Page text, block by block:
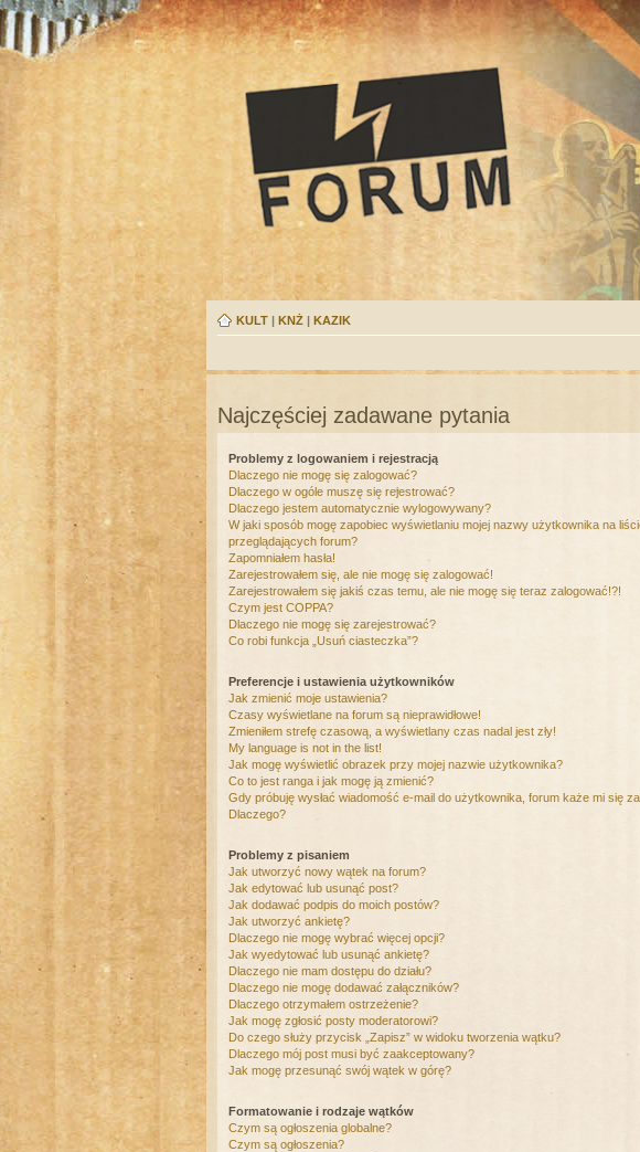
KULT | KNŻ | KAZIK
Najczęściej zadawane pytania
Problemy z logowaniem i rejestracją
Dlaczego nie mogę się zalogować?
Dlaczego w ogóle muszę się rejestrować?
Dlaczego jestem automatycznie wylogowywany?
W jaki sposób mogę zapobiec wyświetlaniu mojej nazwy użytkownika na
przeglądających forum?
Zapomniałem hasła!
Zarejestrowałem się, ale nie mogę się zalogować!
Zarejestrowałem się jakiś czas temu, ale nie mogę się teraz zalogować!?!
Czym jest COPPA?
Dlaczego nie mogę się zarejestrować?
Co robi funkcja „Usuń ciasteczka”?
Preferencje i ustawienia użytkowników
Jak zmienić moje ustawienia?
Czasy wyświetlane na forum są nieprawidłowe!
Zmieniłem strefę czasową, a wyświetlany czas nadal jest zły!
My language is not in the list!
Jak mogę wyświetlić obrazek przy mojej nazwie użytkownika?
Co to jest ranga i jak mogę ją zmienić?
Gdy próbuję wysłać wiadomość e-mail do użytkownika, forum każe mi się
Dlaczego?
Problemy z pisaniem
Jak utworzyć nowy wątek na forum?
Jak edytować lub usunąć post?
Jak dodawać podpis do moich postów?
Jak utworzyć ankietę?
Dlaczego nie mogę wybrać więcej opcji?
Jak wyedytować lub usunąć ankietę?
Dlaczego nie mam dostępu do działu?
Dlaczego nie mogę dodawać załączników?
Dlaczego otrzymałem ostrzeżenie?
Jak mogę zgłosić posty moderatorowi?
Do czego służy przycisk „Zapisz” w widoku tworzenia wątku?
Dlaczego mój post musi być zaakceptowany?
Jak mogę przesunąć swój wątek w górę?
Formatowanie i rodzaje wątków
Czym są ogłoszenia globalne?
Czym są ogłoszenia?